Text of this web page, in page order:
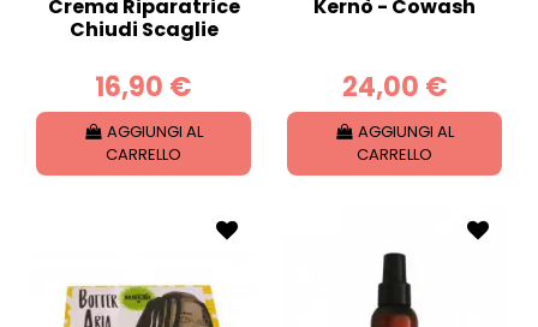
Crema Riparatrice
Chiudi Scaglie
16,90 €
AGGIUNGI AL
CARRELLO
Kernò - Cowash
24,00 €
AGGIUNGI AL
CARRELLO